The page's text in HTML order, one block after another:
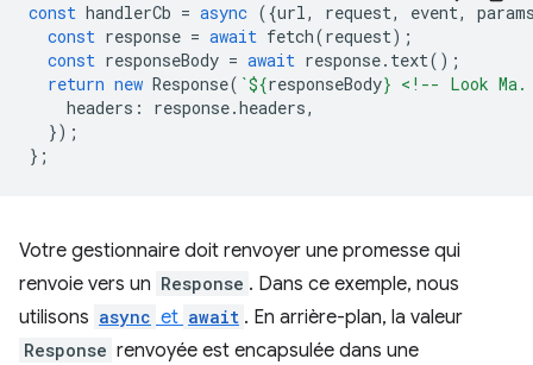
const handlerCb = async ({url, request, event,
const response = await fetch(request);
const responseBody = await response. text();
return new Response( `${responseBody} <!-- Look Ma.
headers : response.headers,
});
};
Votre gestionnaire doit renvoyer une promesse qui
renvoie vers un Response . Dans ce exemple, nous
utilisons async et await . En arrière-plan, la valeur
Response renvoyée est encapsulée dans une